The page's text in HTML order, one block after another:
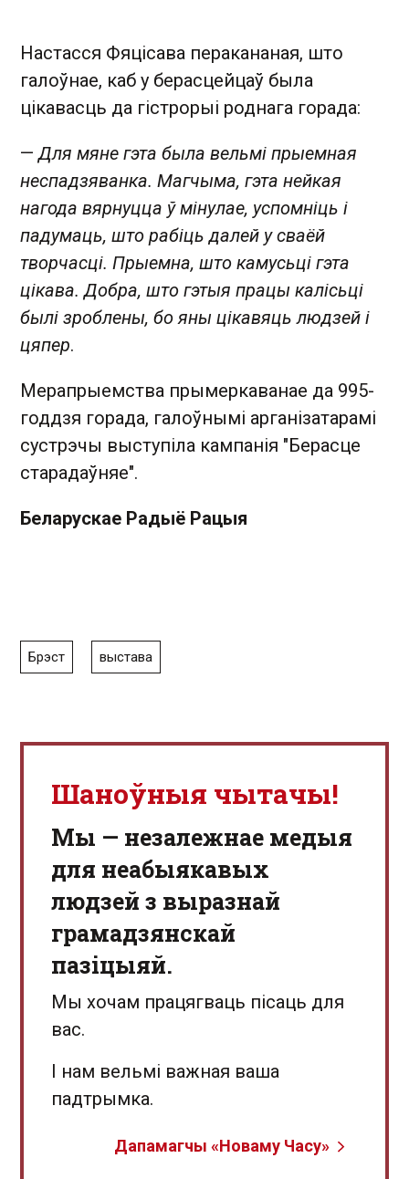
Настасся Фяцісава перакананая, што
галоўнае, каб у берасцейцаў была
цікавасць да гістрорыі роднага горада:
—Для мяне гэта была вельмі прыемная
неспадзяванка. Магчыма, гэта нейкая
нагода вярнуцца ў мінулае, успомніць і
падумаць, што рабіць далей у сваёй
творчасці. Прыемна, што камусьці гэта
цікава. Добра, што гэтыя працы калісьці
былі зроблены, бо яны цікавяць людзей і
цяпер.
Мерапрыемства прымеркаванае да 995-
годдзя горада, галоўнымі арганізатарамі
сустрэчы выступіла кампанія "Берасце
старадаўняе".
Беларускае Радыё Рацыя
Брэст выстава
Шаноўныя чытачы!
Мы — незалежнае медыя
для неабыякавых
людзей з выразнай
грамадзянскай
пазіцыяй.
Мы хочам працягваць пісаць для
вас.
І нам вельмі важная ваша
падтрымка.
Дапамагчы «Новаму Часу»